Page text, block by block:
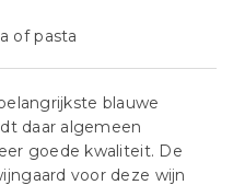
of pasta
blauwe
daar algemeen
goede kwaliteit. De
voor deze wijn